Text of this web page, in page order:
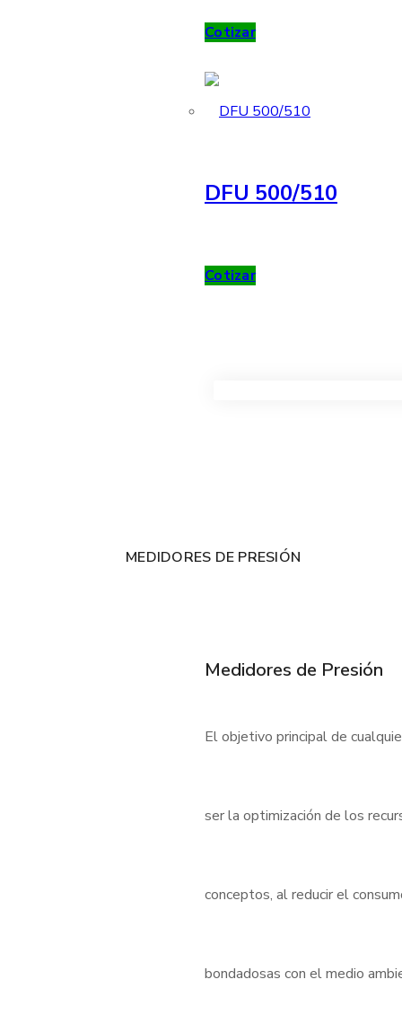
Cotizar
DFU 500/510
Cotizar
MEDIDORES DE PRESIÓN
Medidores de Presión
El objetivo principal de
ser la optimización de los
conceptos, al reducir el
bondadosas con el medio